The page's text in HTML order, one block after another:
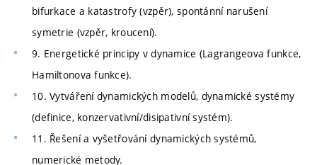
bifurkace a katastrofy (vzpěr), spontánní narušení
symetrie (vzpěr, kroucení).
9. Energetické principy v dynamice (Lagrangeova funkce,
Hamiltonova funkce).
10. Vytváření dynamických modelů, dynamické systémy
(definice, konzervativní/disipativní systém).
11. Řešení a vyšetřování dynamických systémů,
numerické metody.